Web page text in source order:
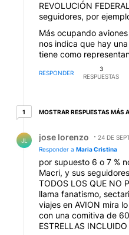
REVOLUCIÓN
seguidores, por
Más ocupando
nos indica que hay
tiene como
RESPONDER
3
RESPUESTAS
11 respuesta más antiguas
MOSTRAR RESPUESTAS MÁS
JL jose lorenzo
24 DE
Responder a Maria Cristina
por supuesto 6 o 7 %
Macri, y sus
TODOS LOS QUE NO
llama fanatismo,
viajes en AVION mira
con una comitiva de
ESTRELLAS